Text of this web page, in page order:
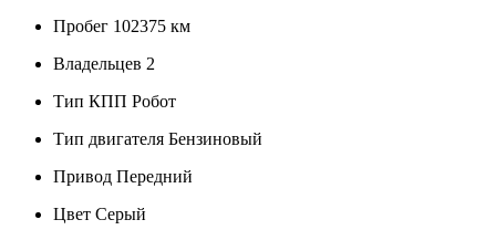
Пробег 102375 км
Владельцев 2
Тип КПП Робот
Тип двигателя Бензиновый
Привод Передний
Цвет Серый